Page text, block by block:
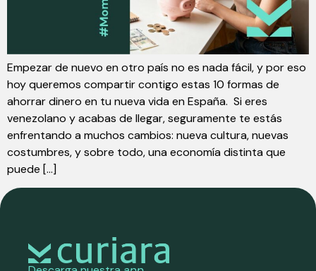
Empezar de nuevo en otro país no es nada fácil, y por eso
hoy queremos compartir contigo estas 10 formas de
ahorrar dinero en tu nueva vida en España. Si eres
venezolano y acabas de llegar, seguramente te estás
enfrentando a muchos cambios: nueva cultura, nuevas
costumbres, y sobre todo, una economía distinta que
puede […]